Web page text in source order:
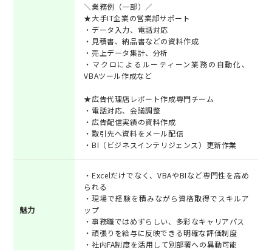
＼業務例（一部）／
★大手IT企業の営業部サポート
・データ入力、電話対応
・見積書、納品書などの資料作成
・売上データ集計、分析
・マクロによるルーティーン業務の自動化、
VBAツール作成など
★広告代理店レポート作成専門チーム
・電話対応、会議調整
・広告配信実績の資料作成
・取引先へ資料をメール配信
・BI（ビジネスインテリジェンス）更新作業
魅力
・Excelだけでなく、VBAやBIなど専門性を高め
られる
・現場で経験を積みながら資格取得でスキルア
ップ
・事務職ではめずらしい、多彩なキャリアパス
・頑張りを給与に反映できる明確な評価制度
・社内FA制度を活用して別部署への異動可能